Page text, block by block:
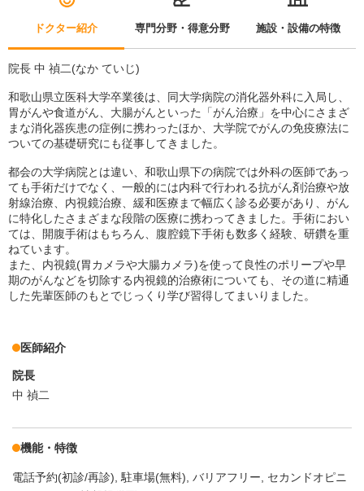
ドクター紹介 専門分野・得意分野 施設・設備の特徴
院長 中 禎二(なか ていじ)
和歌山県立医科大学卒業後は、同大学病院の消化器外科に入局し、
胃がんや食道がん、大腸がんといった「がん治療」を中心にさまざ
まな消化器疾患の症例に携わったほか、大学院でがんの免疫療法に
ついての基礎研究にも従事してきました。
都会の大学病院とは違い、和歌山県下の病院では外科の医師であっ
ても手術だけでなく、一般的には内科で行われる抗がん剤治療や放
射線治療、内視鏡治療、緩和医療まで幅広く診る必要があり、がん
に特化したさまざまな段階の医療に携わってきました。手術におい
ては、開腹手術はもちろん、腹腔鏡下手術も数多く経験、研鑽を重
ねています。
また、内視鏡(胃カメラや大腸カメラ)を使って良性のポリープや早
期のがんなどを切除する内視鏡的治療術についても、その道に精通
した先輩医師のもとでじっくり学び習得してまいりました。
医師紹介
院長
中 禎二
機能・特徴
電話予約(初診/再診) 駐車場(無料) バリアフリー
セカンドオピニ